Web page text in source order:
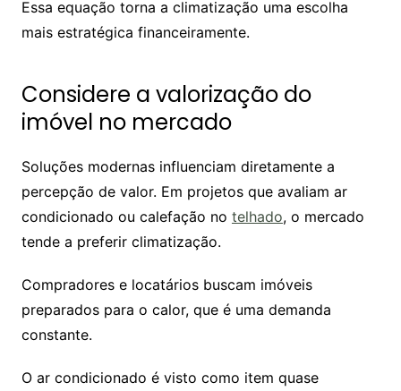
Essa equação torna a climatização uma escolha
mais estratégica financeiramente.
Considere a valorização do
imóvel no mercado
Soluções modernas influenciam diretamente a
percepção de valor. Em projetos que avaliam ar
condicionado ou calefação no telhado, o mercado
tende a preferir climatização.
Compradores e locatários buscam imóveis
preparados para o calor, que é uma demanda
constante.
O ar condicionado é visto como item quase